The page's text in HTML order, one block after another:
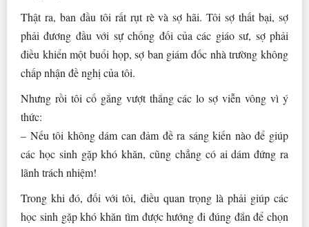
Thật ra, ban đầu tôi rất rụt rè và sợ hãi. Tôi sợ thất bại, sợ
phải đương đầu với sự chống đối của các giáo sư, sợ phải
điều khiển một buổi họp, sợ ban giám đốc nhà trường không
chấp nhận đề nghị của tôi.
Nhưng rồi tôi cố gắng vượt thắng các lo sợ viễn vông vì ý
thức:
– Nếu tôi không dám can đảm đề ra sáng kiến nào để giúp
các học sinh gặp khó khăn, cũng chẳng có ai dám đứng ra
lãnh trách nhiệm!
Trong khi đó, đối với tôi, điều quan trọng là phải giúp các
học sinh gặp khó khăn tìm được hướng đi đúng đắn để chọn